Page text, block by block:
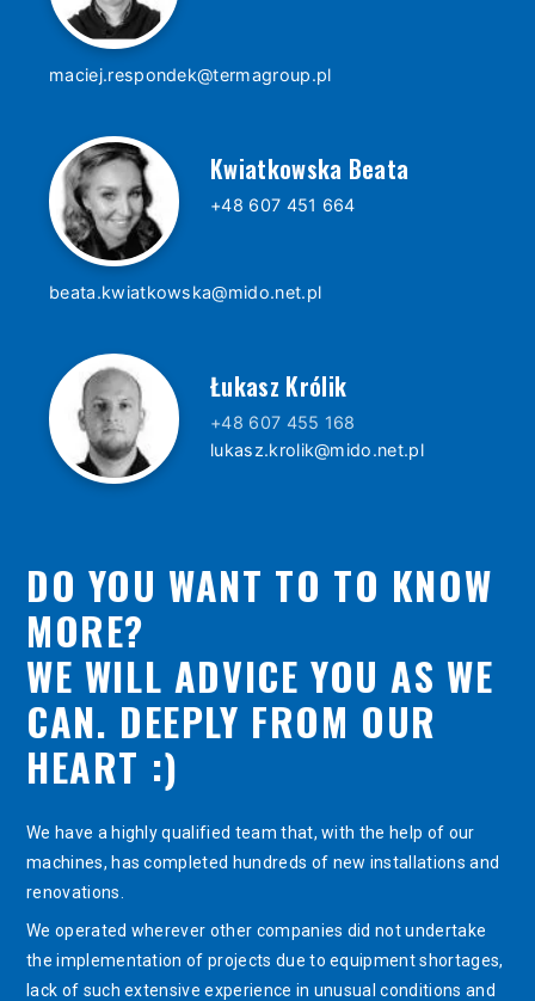
maciej.respondek@termagroup.pl
Kwiatkowska Beata
+48 607 451 664
beata.kwiatkowska@mido.net.pl
Łukasz Królik
+48 607 455 168
lukasz.krolik@mido.net.pl
DO YOU WANT TO TO KNOW
MORE?
WE WILL ADVICE YOU AS WE
CAN. DEEPLY FROM OUR
HEART :)
We have a highly qualified team that, with the help of our
machines, has completed hundreds of new installations and
renovations.
We operated wherever other companies did not undertake
the implementation of projects due to equipment shortages,
lack of such extensive experience in unusual conditions and